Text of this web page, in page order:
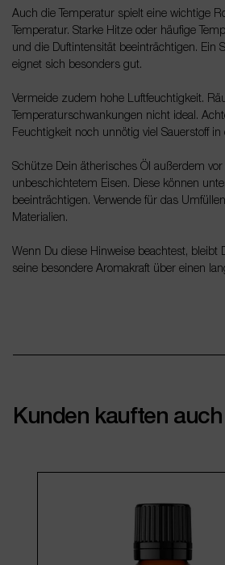
Auch die Temperatur spielt eine wichtige
Temperatur. Starke Hitze oder häufige
und die Duftintensität beeinträchtigen. Ein
eignet sich besonders gut.
Vermeide zudem hohe Luftfeuchtigkeit.
Temperaturschwankungen nicht ideal.
Feuchtigkeit noch unnötig viel Sauerstoff in
Schütze Dein ätherisches Öl außerdem
unbeschichtetem Eisen. Diese können
beeinträchtigen. Verwende für das
Materialien.
Wenn Du diese Hinweise beachtest, bleibt
seine besondere Aromakraft über einen
Kunden kauften auch